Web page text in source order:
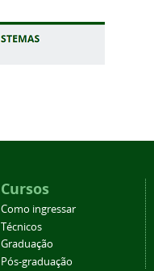
Cursos
Como ingressar
Técnicos
Graduação
Pós-graduação